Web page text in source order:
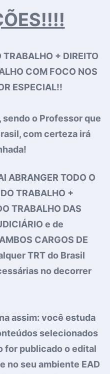
TRABALHO + DIREITO
COM FOCO NOS
ESPECIAL!!
sendo o Professor que
com certeza irá
ABRANGER TODO O
TRABALHO +
TRABALHO DAS
e de
CARGOS DE
TRT do Brasil
no decorrer
assim: você estuda
selecionados
for publicado o edital
no seu ambiente EAD